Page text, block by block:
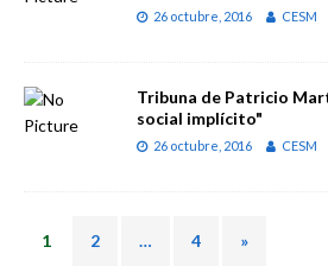
26 octubre, 2016 CESM
Tribuna de Patricio
social implícito"
26 octubre, 2016 CESM
1 2 … 4 »